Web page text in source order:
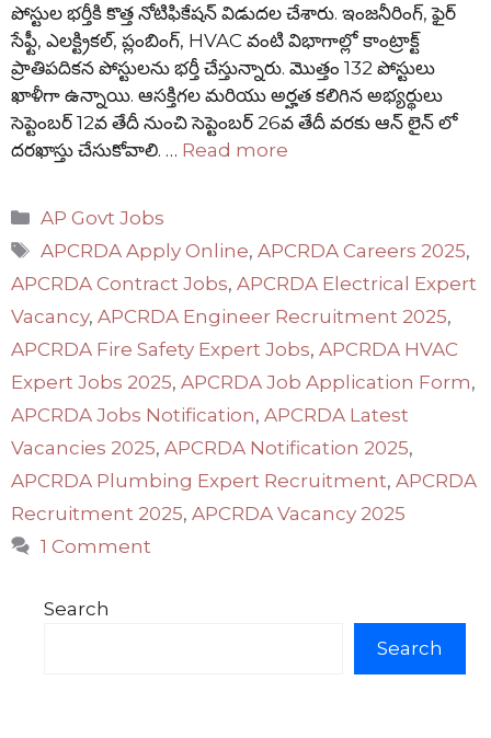
పోస్టుల భర్తీకి కొత్త నోటిఫికేషన్ విడుదల చేశారు. ఇంజనీరింగ్, ఫైర్
సేఫ్టీ, ఎలక్ట్రికల్, ప్లంబింగ్, HVAC వంటి విభాగాల్లో కాంట్రాక్ట్
ప్రాతిపదికన పోస్టులను భర్తీ చేస్తున్నారు. మొత్తం 132 పోస్టులు
ఖాళీగా ఉన్నాయి. ఆసక్తిగల మరియు అర్హత కలిగిన అభ్యర్థులు
సెప్టెంబర్ 12వ తేదీ నుంచి సెప్టెంబర్ 26వ తేదీ వరకు ఆన్ లైన్ లో
దరఖాస్తు చేసుకోవాలి. … Read more
Categories
AP Govt Jobs
Tags
APCRDA Apply Online,APCRDA Careers 2025,
APCRDA Contract Jobs, APCRDA Electrical Expert
Vacancy, APCRDA Engineer Recruitment 2025,
APCRDA Fire Safety Expert Jobs, APCRDA HVAC
Expert Jobs 2025, APCRDA Job Application Form,
APCRDA Jobs Notification, APCRDA Latest
Vacancies 2025, APCRDA Notification 2025,
APCRDA Plumbing Expert Recruitment, APCRDA
Recruitment 2025, APCRDA Vacancy 2025
1 Comment
Search
Search